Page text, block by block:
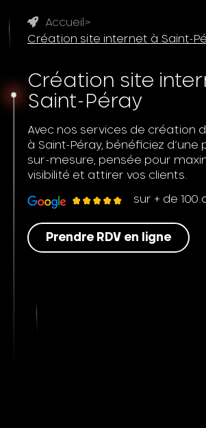
Accueil >
Création site internet à Saint-
Création site
Saint-Péray
Avec nos services de création
à Saint-Péray, bénéficiez
sur-mesure, pensée pour
visibilité et attirer vos clients.
sur + de 100
Prendre RDV en ligne